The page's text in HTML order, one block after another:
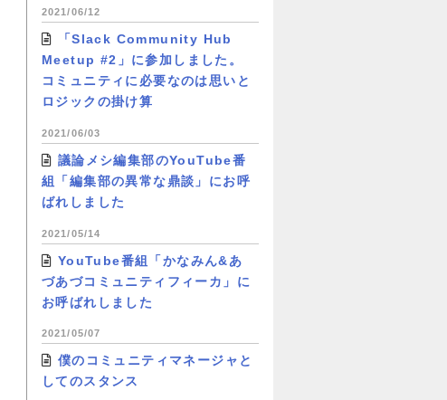
2021/06/12
「Slack Community Hub
Meetup #2」に参加しました。
コミュニティに必要なのは思いと
ロジックの掛け算
2021/06/03
議論メシ編集部のYouTube番
組「編集部の異常な鼎談」にお呼
ばれしました
2021/05/14
YouTube番組「かなみん&あ
づあづコミュニティフィーカ」に
お呼ばれしました
2021/05/07
僕のコミュニティマネージャと
してのスタンス